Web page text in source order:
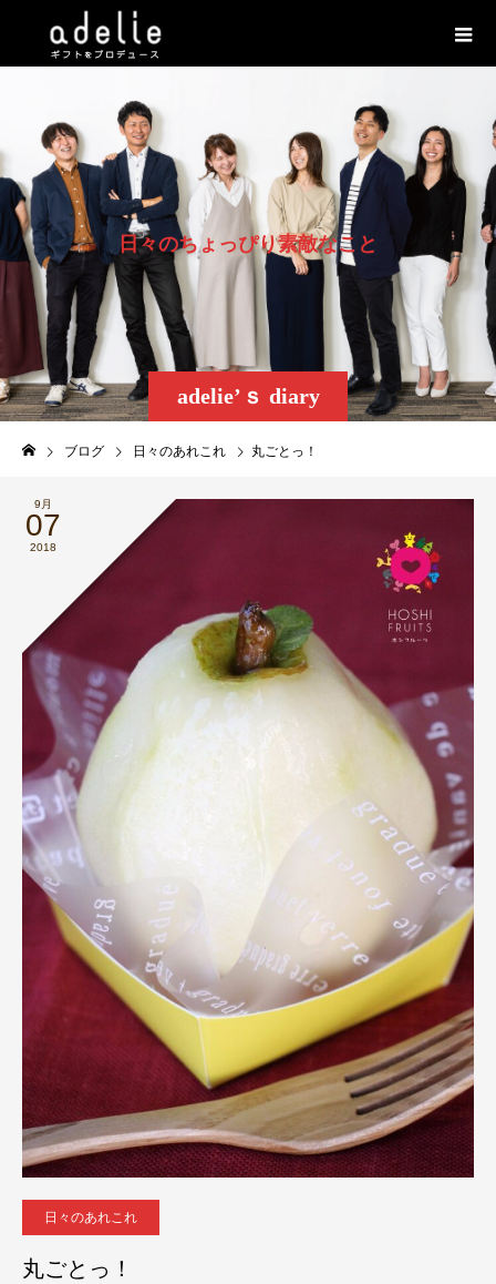
adelie’ｓ diary
日々のちょ っぴり素敵なこ と
ブログ 日々のあれこれ 丸ごとっ！
9月
07
2018
日々のあれこれ
丸ごとっ！